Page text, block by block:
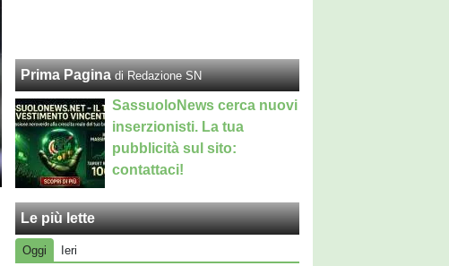
Prima Pagina di Redazione SN
SassuoloNews cerca nuovi
inserzionisti. La tua
pubblicità sul sito:
contattaci!
Le più lette
Oggi
Ieri